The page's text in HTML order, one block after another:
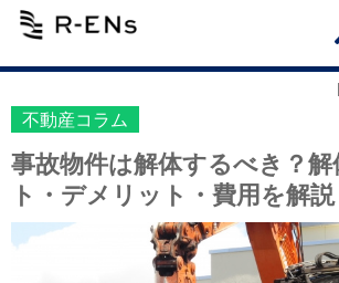
不動産コラム
事故物件は解体するべき？
ト・デメリット・費用を解説